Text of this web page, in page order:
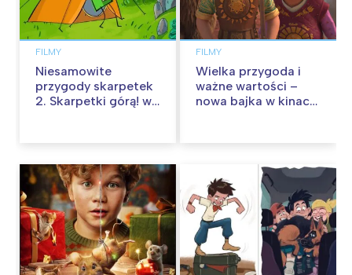
FILMY
Niesamowite
przygody skarpetek
2. Skarpetki górą! w
FILMY
Wielka przygoda i
ważne wartości –
nowa bajka w kinach